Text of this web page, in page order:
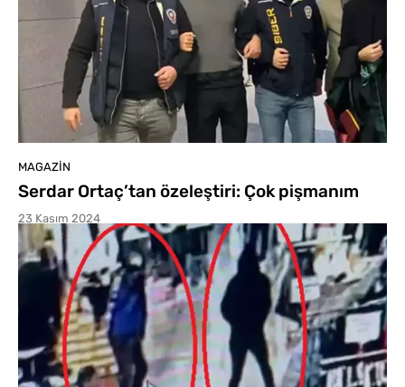
MAGAZIN
Serdar Ortaç’tan özeleştiri: Çok pişmanım
23 Kasım 2024